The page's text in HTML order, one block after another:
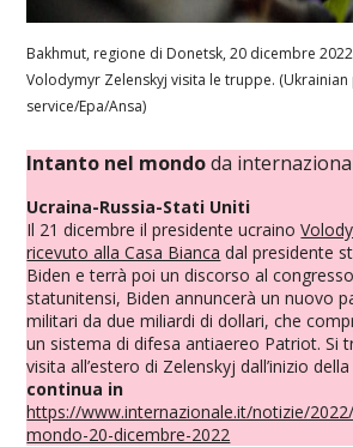
Bakhmut, regione di Donetsk, 20 dicembre
Volodymyr Zelenskyj visita le truppe.
service/Epa/Ansa)
Intanto nel mondoda
Ucraina-Russia-Stati Uniti
Il 21 dicembre il presidente ucraino
ricevuto alla Casa Bianca dal presidente
Biden e terrà poi un discorso al
statunitensi, Biden annuncerà un nuovo
militari da due miliardi di dollari, che
un sistema di difesa antiaereo Patriot. Si
visita all’estero di Zelenskyj dall’inizio
continua in
https://www.internazionale.it/notizie/
mondo-20-dicembre-2022